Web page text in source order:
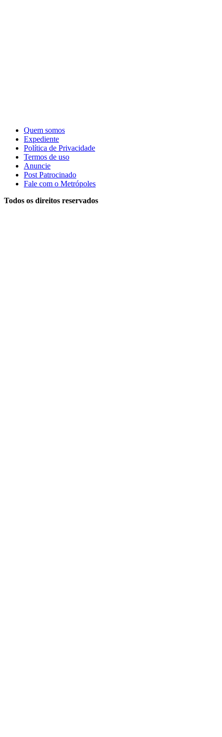
Quem somos
Expediente
Política de Privacidade
Termos de uso
Anuncie
Post Patrocinado
Fale com o Metrópoles
Todos os direitos reservados